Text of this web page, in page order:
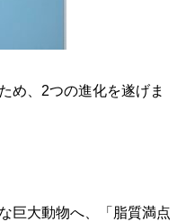
め、2つの進化を遂げま
巨大動物へ、「脂質満点